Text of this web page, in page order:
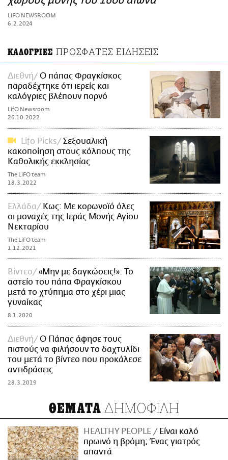
ΑΜΠΑ
PRINT
LIFO NEWSROOM
6.2.2024
ΚΑΛΟΓΡΙΕΣ ΠΡΟΣΦΑΤΕΣ ΕΙΔΗΣΕΙΣ
Διεθνή
Ο πάπας Φραγκίσκος
παραδέχτηκε ότι ιερείς και
καλόγριες βλέπουν πορνό
LifO Newsroom
26.10.2022
Lifo Picks
Σεξουαλική
κακοποίηση στους κόλπους της
Καθολικής εκκλησίας
The LiFO team
18.3.2022
Ελλάδα
Κως: Με κορωνοϊό όλες
οι μοναχές της Ιεράς Μονής Αγίου
Νεκταρίου
The LiFO team
1.12.2021
Βίντεο
«Μην με δαγκώσεις!»: Το
αστείο του πάπα Φραγκίσκου
μετά το χτύπημα στο χέρι μιας
γυναίκας
8.1.2020
Διεθνή
Ο Πάπας άφησε τους
πιστούς να φιλήσουν το δαχτυλίδι
του μετά το βίντεο που προκάλεσε
αντιδράσεις
28.3.2019
ΘΕΜΑΤΑ ΔΗΜΟΦΙΛΗ
HEALTHY PEOPLE
Είναι καλό
πρωινό η βρόμη; Ένας γιατρός
απαντά